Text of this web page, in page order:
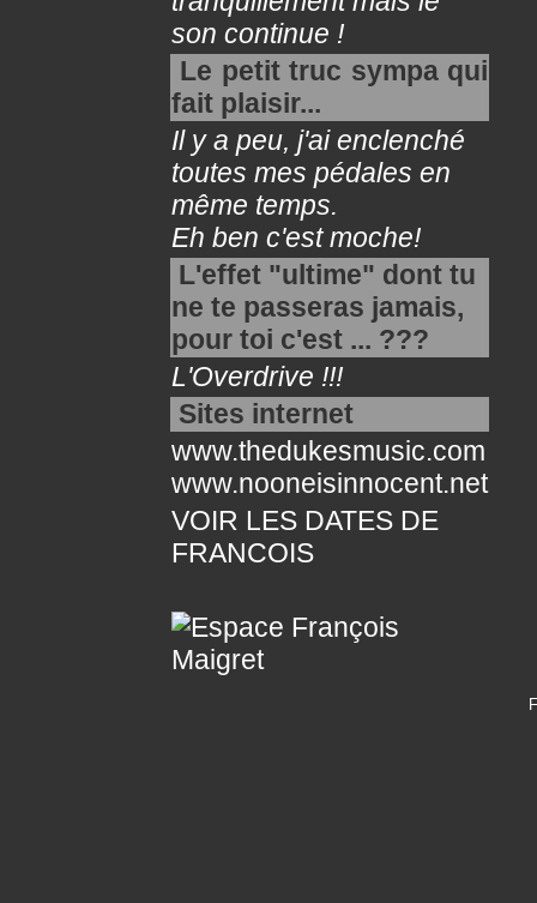
son continue !
Le petit truc sympa qui
fait plaisir...
Il y a peu, j'ai enclenché
toutes mes pédales en
même temps.
Eh ben c'est moche!
L'effet "ultime" dont tu
ne te passeras jamais,
pour toi c'est ... ???
L'Overdrive !!!
Sites internet
www.thedukesmusic.com
www.nooneisinnocent.net
VOIR LES DATES DE
FRANCOIS